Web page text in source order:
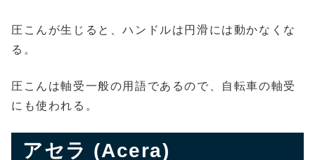
圧こんが生じると、ハンドルは円滑には動かなくな
る。
圧こんは軸受一般の用語であるので、自転車の軸受
にも使われる。
アセラ (Acera)